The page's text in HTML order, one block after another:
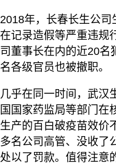
2018年，长春长生公
在记录造假等严重违规
司董事长在内的近20名
名各级官员也被撤职。
几乎在同一时间，武汉
国国家药监局等部门在
生产的百白破疫苗效价
多名公司高管、没收了
处以了罚款。值得注意